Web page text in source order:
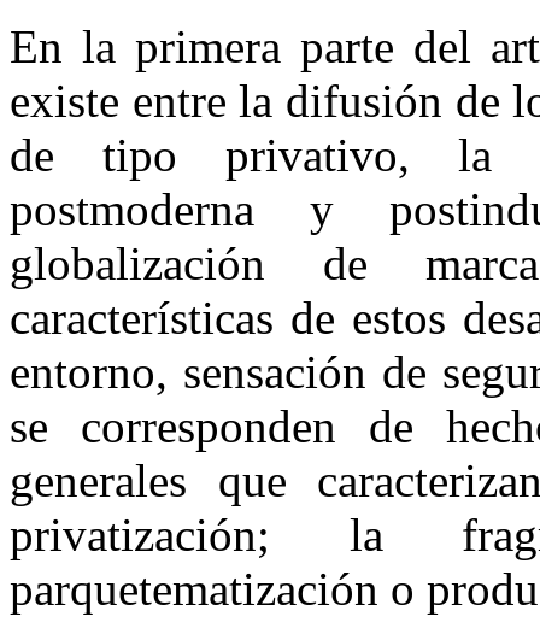
En la primera parte del
existe entre la difusión de
de tipo privativo, la
postmoderna y
globalización de
características de estos
entorno, sensación de
se corresponden de
generales que
privatización; la
parquetematización o